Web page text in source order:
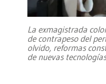
La exmagistrada
de contrapeso del
olvido, reformas
de nuevas tecnologías